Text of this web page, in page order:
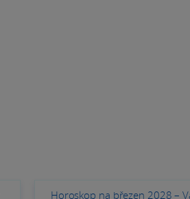
Horoskop na březen 2028 –